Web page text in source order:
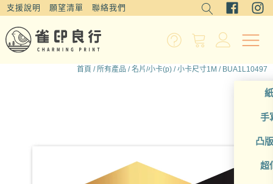
支援說明 願望清單 聯絡我們
手
凸
超
首頁 /所有產品 /名片/小卡(p) /小卡尺寸1M / BUA1L10497